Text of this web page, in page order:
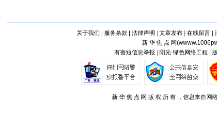
关于我们 服务条款 法律声明 文章发布| 在线留言|
新 华 焦 点 网(
有害短信息举报 | 阳光·绿色网络工程 |
新 华 焦 点 网 版 权 所 有 ，信息来自网